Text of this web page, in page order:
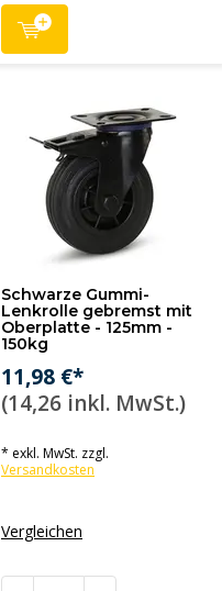
Schwarze Gummi-
Lenkrolle gebremst mit
Oberplatte - 125mm -
150kg
11,98 €*
(14,26 inkl. MwSt.)
* exkl. MwSt. zzgl.
Versandkosten
Vergleichen